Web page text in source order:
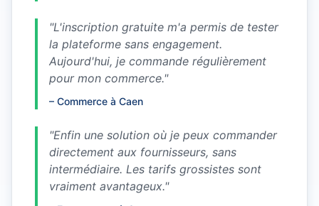
"L'inscription gratuite m'a permis de tester
la plateforme sans engagement.
Aujourd'hui, je commande régulièrement
pour mon commerce."
– Commerce à Caen
"Enfin une solution où je peux commander
directement aux fournisseurs, sans
intermédiaire. Les tarifs grossistes sont
vraiment avantageux."